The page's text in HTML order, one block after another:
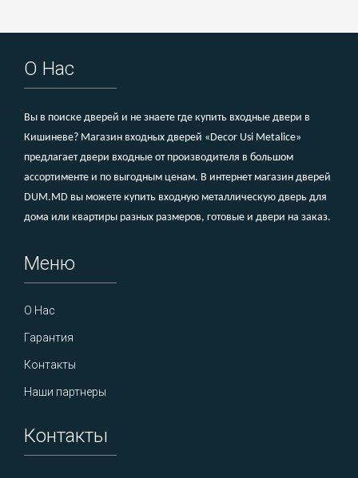
О Нас
Вы в поиске дверей и не знаете где купить входные двери в
Кишиневе? Магазин входных дверей «Decor Usi Metalice»
предлагает двери входные от производителя в большом
ассортименте и по выгодным ценам. В интернет магазин дверей
DUM.MD вы можете купить входную металлическую дверь для
дома или квартиры разных размеров, готовые и двери на заказ.
Меню
О Нас
Гарантия
Контакты
Наши партнеры
Контакты